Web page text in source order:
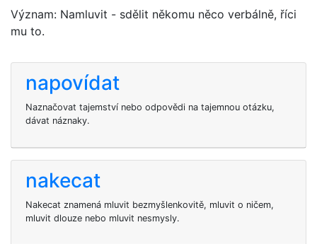
Význam: Namluvit - sdělit někomu něco verbálně, říci
mu to.
napovídat
Naznačovat tajemství nebo odpovědi na tajemnou otázku,
dávat náznaky.
nakecat
Nakecat znamená mluvit bezmyšlenkovitě, mluvit o ničem,
mluvit dlouze nebo mluvit nesmysly.